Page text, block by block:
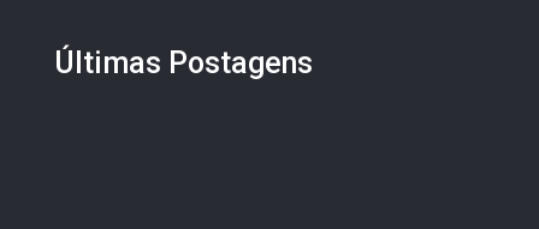
Últimas Postagens